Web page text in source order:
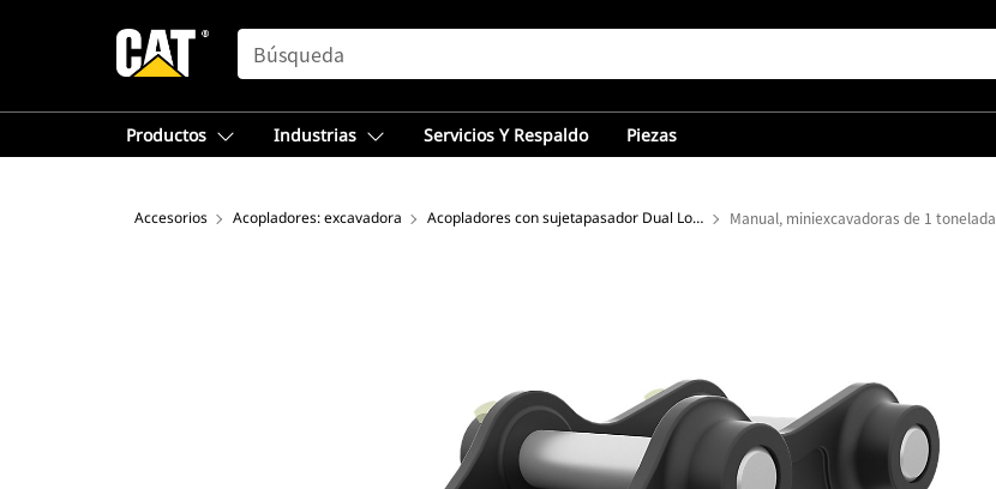
SEARCH
Productos Industrias Servicios Y Respaldo Piezas
Accesorios Acopladores: excavadora Acopladores con sujetapasador Dual Lock™ para miniexcavadoras Manual, miniexcavadoras de 1 tonelada